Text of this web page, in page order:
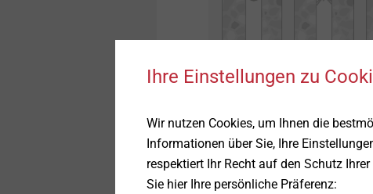
Durchgangslöcher im
sindwirtschaftliche
werden können. Ausserdem
Anker zu setzen, da das
Ihre Einstellungen zu
Wir nutzen Cookies, um Ihnen die
Informationen über Sie, Ihre
respektiert Ihr Recht auf den Schutz
Sie hier Ihre persönliche Präferenz: